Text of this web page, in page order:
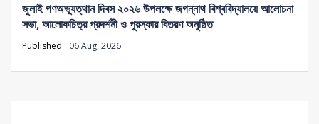
জুলাই গণঅভ্যুত্থান দিবস ২০২৬ উপলক্ষে জগন্নাথ বিশ্ববিদ্যালয়ে আলোচনা
সভা, আলোকচিত্র প্রদর্শনী ও পুরস্কার বিতরণ অনুষ্ঠিত
Published 06 Aug, 2026